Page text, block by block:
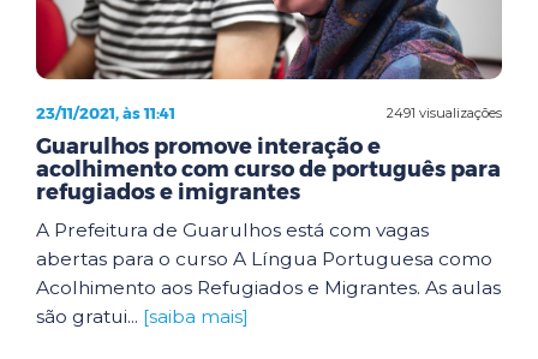
2491 visualizações
23/11/2021, às 11:41
Guarulhos promove interação e
acolhimento com curso de português para
refugiados e imigrantes
A Prefeitura de Guarulhos está com vagas
abertas para o curso A Língua Portuguesa como
Acolhimento aos Refugiados e Migrantes. As aulas
são gratui... [saiba mais]